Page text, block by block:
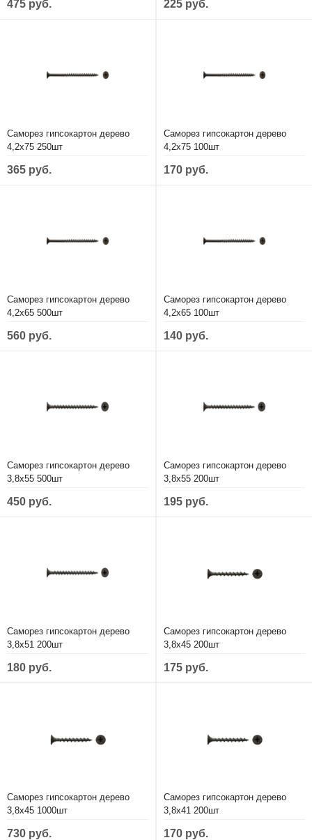
475 руб. 225 руб.
Саморез гипсокартон дерево
4,2х75 250шт
365 руб.
Саморез гипсокартон дерево
4,2х75 100шт
170 руб.
Саморез гипсокартон дерево
4,2х65 500шт
560 руб.
Саморез гипсокартон дерево
4,2х65 100шт
140 руб.
Саморез гипсокартон дерево
3,8х55 500шт
450 руб.
Саморез гипсокартон дерево
3,8х55 200шт
195 руб.
Саморез гипсокартон дерево
3,8х51 200шт
180 руб.
Саморез гипсокартон дерево
3,8х45 200шт
175 руб.
Саморез гипсокартон дерево
3,8х45 1000шт
730 руб.
Саморез гипсокартон дерево
3,8х41 200шт
170 руб.